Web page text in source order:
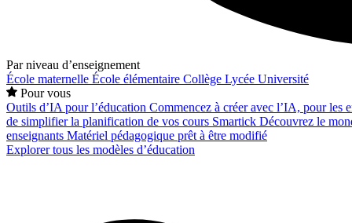
Par niveau d’enseignement
École maternelle École élémentaire Collège Lycée Université
Pour vous
Outils d’IA pour l’éducation Commencez à créer avec l’IA, pour les
de simplifier la planification de vos cours Smartick Découvrez le
enseignants Matériel pédagogique prêt à être modifié
Explorer tous les modèles d’éducation